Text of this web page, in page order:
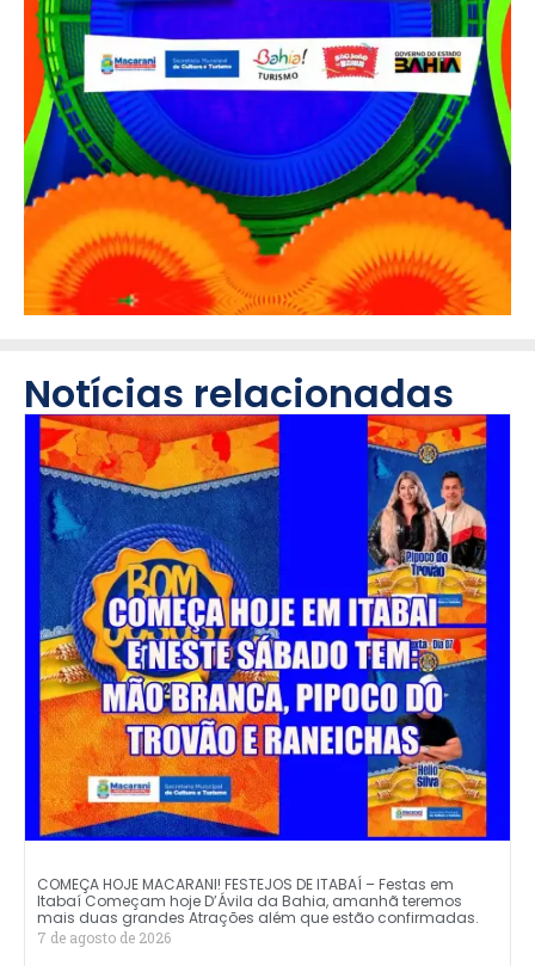
Notícias relacionadas
COMEÇA HOJE MACARANI! FESTEJOS DE ITABAÍ – Festas em
Itabaí Começam hoje D’Ávila da Bahia, amanhã teremos
mais duas grandes Atrações além que estão confirmadas.
7 de agosto de 2026